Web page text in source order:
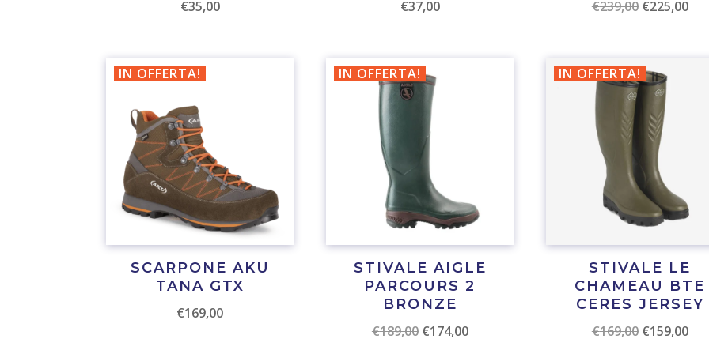
€35,00
€37,00
€239,00 Il
era:
€239,00.
€225,00Il
IN OFFERTA!
SCARPONE AKU
TANA GTX
€169,00
IN OFFERTA!
STIVALE AIGLE
PARCOURS 2
BRONZE
€189,00 Il
€174,00Il
IN OFFERTA!
STIVALE LE
CHAMEAU BTE
CERES JERSEY
€169,00 Il
€159,00Il